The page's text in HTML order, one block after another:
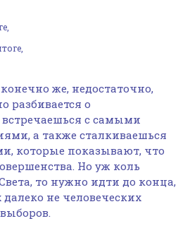
же, недостаточно,
разбивается о
встречаешься с самыми
а также сталкиваешься
которые показывают, что
Но уж коль
то нужно идти до конца,
далеко не человеческих